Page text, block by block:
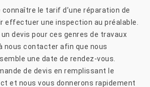
connaître le tarif d’une réparation de
effectuer une inspection au préalable.
devis pour ces genres de travaux
nous contacter afin que nous
une date de rendez-vous.
de devis en remplissant le
et nous vous donnerons rapidement